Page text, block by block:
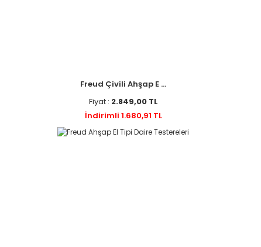
Freud Çivili Ahşap E ...
Fiyat : 2.849,00 TL
İndirimli 1.680,91 TL